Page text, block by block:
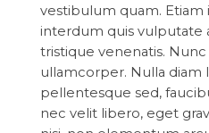
vestibulum quam. Etiam
interdum quis vulputate
tristique venenatis. Nunc
ullamcorper. Nulla
pellentesque sed,
nec velit libero, eget